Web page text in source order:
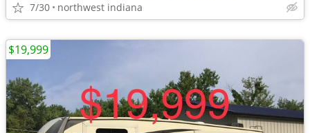
7/30 northwest indiana
$19,999